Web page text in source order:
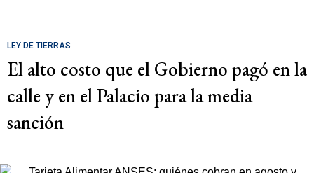
LEY DE TIERRAS
El alto costo que el Gobierno pagó en la
calle y en el Palacio para la media
sanción